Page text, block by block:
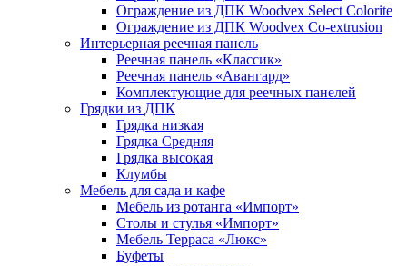
Ограждение из ДПК Woodvex Select Colorite
Ограждение из ДПК Woodvex Co-extrusion
Интерьерная реечная панель
Реечная панель «Классик»
Реечная панель «Авангард»
Комплектующие для реечных панелей
Грядки из ДПК
Грядка низкая
Грядка Средняя
Грядка высокая
Клумбы
Мебель для сада и кафе
Мебель из ротанга «Импорт»
Столы и стулья «Импорт»
Мебель Терраса «Люкс»
Буфеты